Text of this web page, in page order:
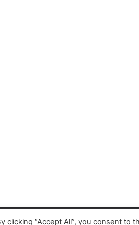
clicking “Accept All”, you consent to